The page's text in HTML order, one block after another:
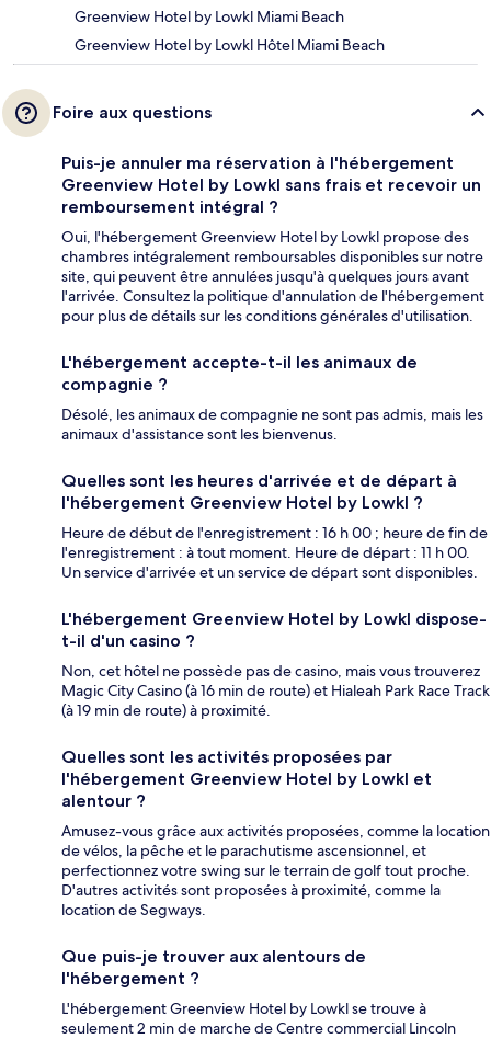
Greenview Hotel by Lowkl Miami Beach
Greenview Hotel by Lowkl Hôtel Miami Beach
Foire aux questions
Puis-je annuler ma réservation à l'hébergement
Greenview Hotel by Lowkl sans frais et recevoir un
remboursement intégral ?
Oui, l'hébergement Greenview Hotel by Lowkl propose des
chambres intégralement remboursables disponibles sur notre
site, qui peuvent être annulées jusqu'à quelques jours avant
l'arrivée. Consultez la politique d'annulation de l'hébergement
pour plus de détails sur les conditions générales d'utilisation.
L'hébergement accepte-t-il les animaux de
compagnie ?
Désolé, les animaux de compagnie ne sont pas admis, mais les
animaux d'assistance sont les bienvenus.
Quelles sont les heures d'arrivée et de départ à
l'hébergement Greenview Hotel by Lowkl ?
Heure de début de l'enregistrement : 16 h 00 ; heure de fin de
l'enregistrement : à tout moment. Heure de départ : 11 h 00.
Un service d'arrivée et un service de départ sont disponibles.
L'hébergement Greenview Hotel by Lowkl dispose-
t-il d'un casino ?
Non, cet hôtel ne possède pas de casino, mais vous trouverez
Magic City Casino (à 16 min de route) et Hialeah Park Race Track
(à 19 min de route) à proximité.
Quelles sont les activités proposées par
l'hébergement Greenview Hotel by Lowkl et
alentour ?
Amusez-vous grâce aux activités proposées, comme la location
de vélos, la pêche et le parachutisme ascensionnel, et
perfectionnez votre swing sur le terrain de golf tout proche.
D'autres activités sont proposées à proximité, comme la
location de Segways.
Que puis-je trouver aux alentours de
l'hébergement ?
L'hébergement Greenview Hotel by Lowkl se trouve à
seulement 2 min de marche de Centre commercial Lincoln